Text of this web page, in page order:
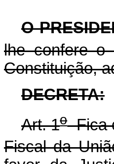
O
lhe confere
Constituição,
DECRETA:
Art. 1oFica
Fiscal da